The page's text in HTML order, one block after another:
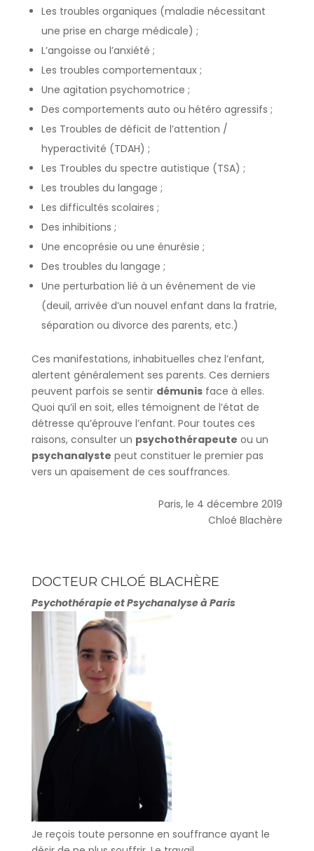
Les troubles organiques (maladie nécessitant
une prise en charge médicale) ;
L’angoisse ou l’anxiété ;
Les troubles comportementaux ;
Une agitation psychomotrice ;
Des comportements auto ou hétéro agressifs ;
Les Troubles de déficit de l’attention /
hyperactivité (TDAH) ;
Les Troubles du spectre autistique (TSA) ;
Les troubles du langage ;
Les difficultés scolaires ;
Des inhibitions ;
Une encoprésie ou une énurésie ;
Des troubles du langage ;
Une perturbation lié à un événement de vie
(deuil, arrivée d’un nouvel enfant dans la fratrie,
séparation ou divorce des parents, etc.)
Ces manifestations, inhabituelles chez l’enfant,
alertent généralement ses parents. Ces derniers
peuvent parfois se sentir démunisface à elles.
Quoi qu’il en soit, elles témoignent de l’état de
détresse qu’éprouve l’enfant. Pour toutes ces
raisons, consulter un psychothérapeute ou un
psychanalyste peut constituer le premier pas
vers un apaisement de ces souffrances.
Paris, le 4 décembre 2019
Chloé Blachère
DOCTEUR CHLOÉ BLACHÈRE
Psychothérapie et Psychanalyse à Paris
Je reçois toute personne en souffrance ayant le